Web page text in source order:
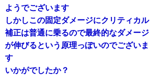
ようでございます
しかしこの固定ダメージにクリティカル
補正は普通に乗るので最終的なダメージ
が伸びるという原理っぽいのでございま
す
いかがでしたか？